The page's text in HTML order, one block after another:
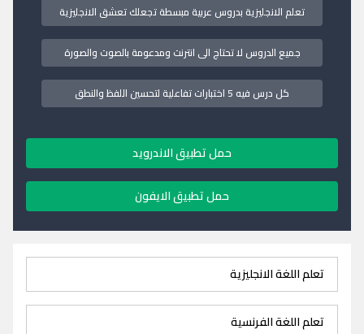
تعلم الانجليزية بدروس عربية مبسطة تجعلك تعشق الانجليزية
جميع الدروس لا تحتاج الى انترنت ومدعومة بالصوت والصورة
كل درس فيه 5 اختبارات تفاعلية لتحسين اللفظ والنطق
حمل تطبيق الاندرويد
حمل تطبيق الايفون
تعلم اللغة الانجليزية
تعلم اللغة الفرنسية